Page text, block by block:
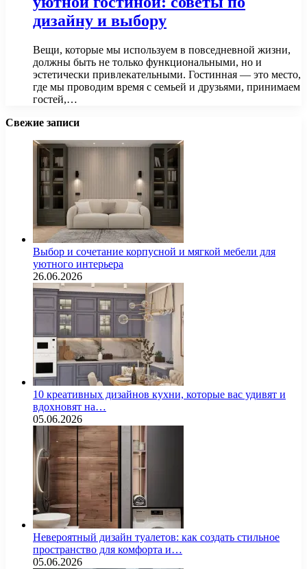
дизайну и выбору
Вещи, которые мы используем в повседневной жизни,
должны быть не только функциональными, но и
эстетически привлекательными. Гостинная — это место,
где мы проводим время с семьей и друзьями, принимаем
гостей,…
Свежие записи
Выбор и сочетание корпусной и мягкой мебели для
уютного интерьера
26.06.2026
10 креативных дизайнов кухни, которые вас удивят и
вдохновят на…
05.06.2026
Невероятный дизайн туалетов: как создать стильное
пространство для комфорта и…
05.06.2026